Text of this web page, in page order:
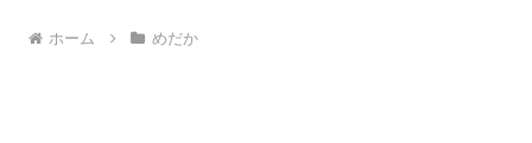
ホーム めだか